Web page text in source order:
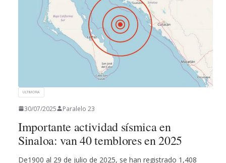
ULTIMORA
30/07/2025 Paralelo 23
Importante actividad sísmica en
Sinaloa: van 40 temblores en 2025
De1900 al 29 de julio de 2025, se han registrado 1,408